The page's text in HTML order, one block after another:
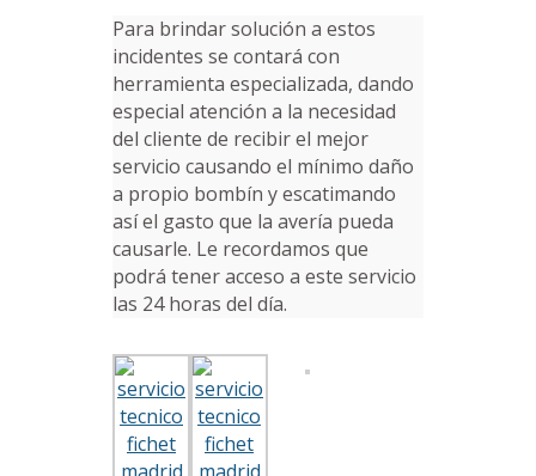
Para brindar solución a estos
incidentes se contará con
herramienta especializada, dando
especial atención a la necesidad
del cliente de recibir el mejor
servicio causando el mínimo daño
a propio bombín y escatimando
así el gasto que la avería pueda
causarle. Le recordamos que
podrá tener acceso a este servicio
las 24 horas del día.